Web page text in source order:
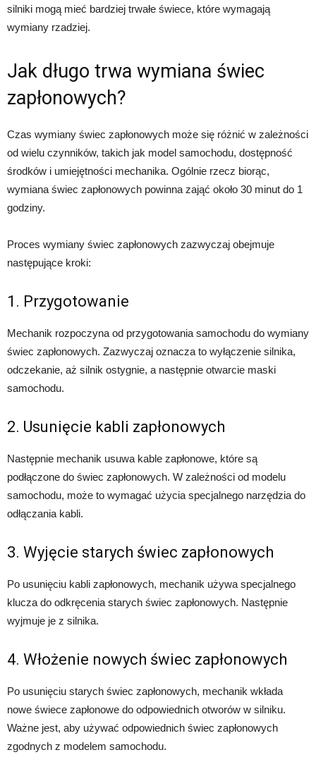
silniki mogą mieć bardziej trwałe świece, które wymagają
wymiany rzadziej.
Jak długo trwa wymiana świec
zapłonowych?
Czas wymiany świec zapłonowych może się różnić w zależności
od wielu czynników, takich jak model samochodu, dostępność
środków i umiejętności mechanika. Ogólnie rzecz biorąc,
wymiana świec zapłonowych powinna zająć około 30 minut do 1
godziny.
Proces wymiany świec zapłonowych zazwyczaj obejmuje
następujące kroki:
1. Przygotowanie
Mechanik rozpoczyna od przygotowania samochodu do wymiany
świec zapłonowych. Zazwyczaj oznacza to wyłączenie silnika,
odczekanie, aż silnik ostygnie, a następnie otwarcie maski
samochodu.
2. Usunięcie kabli zapłonowych
Następnie mechanik usuwa kable zapłonowe, które są
podłączone do świec zapłonowych. W zależności od modelu
samochodu, może to wymagać użycia specjalnego narzędzia do
odłączania kabli.
3. Wyjęcie starych świec zapłonowych
Po usunięciu kabli zapłonowych, mechanik używa specjalnego
klucza do odkręcenia starych świec zapłonowych. Następnie
wyjmuje je z silnika.
4. Włożenie nowych świec zapłonowych
Po usunięciu starych świec zapłonowych, mechanik wkłada
nowe świece zapłonowe do odpowiednich otworów w silniku.
Ważne jest, aby używać odpowiednich świec zapłonowych
zgodnych z modelem samochodu.